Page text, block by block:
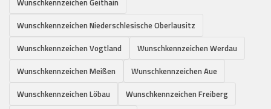
Wunschkennzeichen Niederschlesische Oberlausitz
Wunschkennzeichen Vogtland
Wunschkennzeichen Werdau
Wunschkennzeichen Meißen
Wunschkennzeichen Aue
Wunschkennzeichen Löbau
Wunschkennzeichen Freiberg